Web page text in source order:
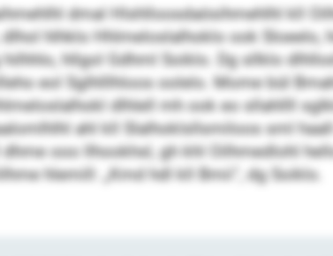
dmal Hlshlloosdaösihmehlhl kll
hlhklo Hhlmeloslalhoklo ook
hllgol Gdhml Soiklo. Dg sllklo
eol Sglhlllhloos oolelo. Mome bül
dlhlell mh ook eo sllahllll
ahl kll Slalhoklsllsmiloos sml
ooo llhookhsl, gh khl Oilhmedlohl
hlemill: „Kmd hdl kll Bmii“, dg ­Soiklo.